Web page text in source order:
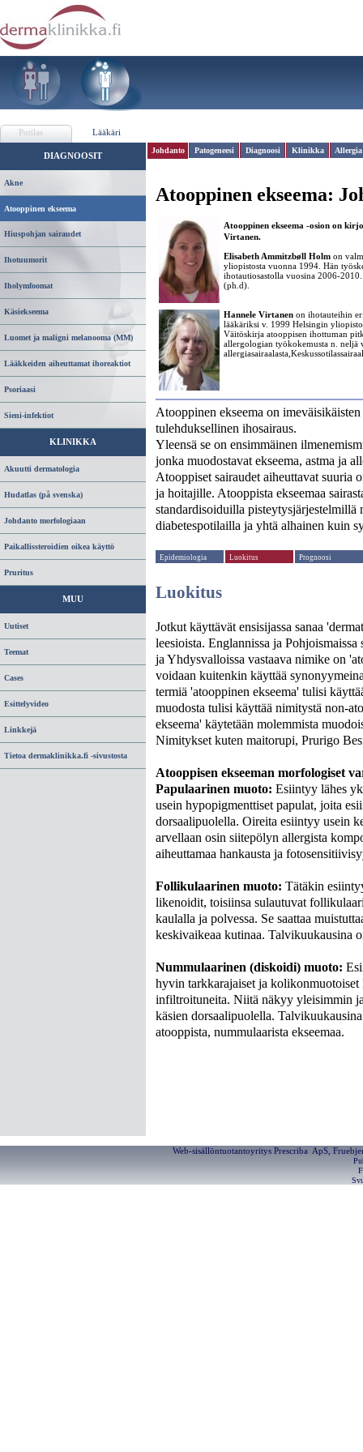
Potilas Lääkäri
DIAGNOOSIT
Akne
Atooppinen ekseema
Hiuspohjan sairaudet
Ihotuumorit
Iholymfoomat
Käsiekseema
Luomet ja maligni melanooma (MM)
Lääkkeiden aiheuttamat ihoreaktiot
Psoriaasi
Sieni-infektiot
KLINIKKA
Akuutti dermatologia
Hudatlas (på svenska)
Johdanto morfologiaan
Paikallissteroidien oikea käyttö
Pruritus
MUU
Uutiset
Teemat
Cases
Esittelyvideo
Linkkejä
Tietoa dermaklinikka.fi -sivustosta
Johdanto Patogeneesi Diagnoosi Klinikka Allergia
Atooppinen ekseema:
Atooppinen ekseema -osion on
Virtanen.
Elisabeth Ammitzbøll Holm on
yliopistosta vuonna 1994. Hän
ihotautiosastolla vuosina 2006-
(ph.d).
Hannele Virtanen on ihotauteihin
lääkäriksi v. 1999 Helsingin
Väitöskirja atooppisen ihottuman
allergologian työkokemusta n.
Atooppinen ekseema on
tulehduksellinen ihosairaus.
Yleensä se on ensimmäinen
jonka muodostavat ekseema, astma ja
Atooppiset sairaudet aiheuttavat suuria
ja hoitajille. Atooppista ekseemaa
standardisoiduilla
diabetespotilailla ja yhtä alhainen kuin
Epidemiologia Luokitus Prognoosi
Luokitus
Jotkut käyttävät ensisijassa sanaa
leesioista. Englannissa ja
ja Yhdysvalloissa vastaava nimike on
voidaan kuitenkin käyttää
termiä 'atooppinen ekseema' tulisi
muodosta tulisi käyttää nimitystä non-
ekseema' käytetään molemmista
Nimitykset kuten maitorupi, Prurigo
Atooppisen ekseeman morfologiset
Papulaarinen muoto: Esiintyy lähes
usein hypopigmenttiset papulat, joita
dorsaalipuolella. Oireita esiintyy usein
arvellaan osin siitepölyn allergista
aiheuttamaa hankausta ja
Follikulaarinen muoto: Tätäkin
likenoidit, toisiinsa sulautuvat
kaulalla ja polvessa. Se saattaa
keskivaikeaa kutinaa. Talvikuukausina
Nummulaarinen (diskoidi) muoto:
hyvin tarkkarajaiset ja
infiltroituneita. Niitä näkyy yleisimmin
käsien dorsaalipuolella.
atooppista, nummulaarista ekseemaa.
Web-sisällöntuotantoyritys Prescriba ApS,